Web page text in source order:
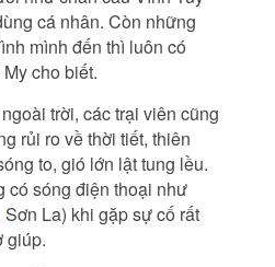
cá nhân. Còn những
mình đến thì luôn có
cho biết.
trời, các trại viên cũng
rủi ro về thời tiết, thiên
to, gió lớn lật tung lều.
có sóng điện thoại như
Sơn La) khi gặp sự cố rất
giúp.